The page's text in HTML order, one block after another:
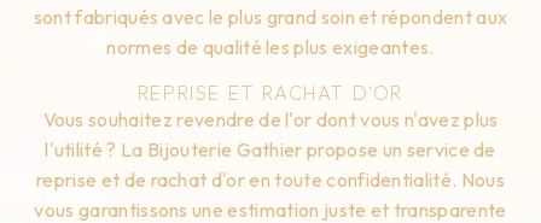
sont fabriqués avec le plus grand soin et répondent aux
normes de qualité les plus exigeantes.
REPRISE ET RACHAT D'OR
Vous souhaitez revendre de l'or dont vous n'avez plus
l'utilité ? La Bijouterie Gathier propose un service de
reprise et de rachat d'or en toute confidentialité. Nous
vous garantissons une estimation juste et transparente